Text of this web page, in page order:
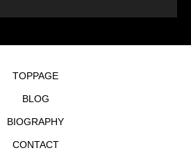
TOPPAGE
BLOG
BIOGRAPHY
CONTACT